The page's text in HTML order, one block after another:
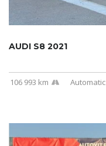
AUDI S8 2021
106 993 km Automatic